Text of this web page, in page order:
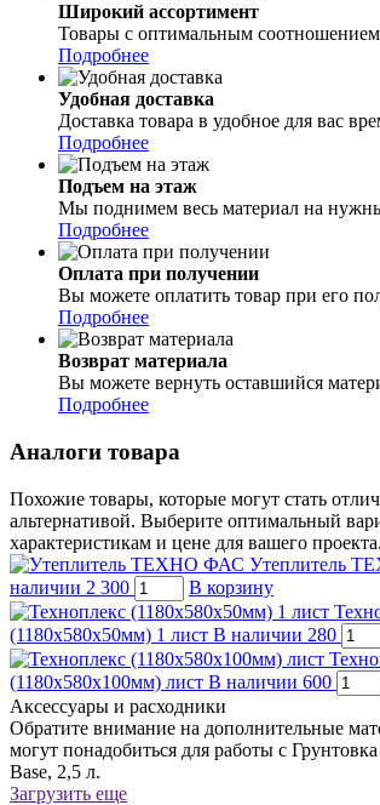
Широкий ассортимент
Товары с оптимальным соотношением
Подробнее
Удобная доставка
Доставка товара в удобное для вас
Подробнее
Подъем на этаж
Мы поднимем весь материал на
Подробнее
Оплата при получении
Вы можете оплатить товар при его
Подробнее
Возврат материала
Вы можете вернуть оставшийся
Подробнее
Аналоги товара
Похожие товары, которые могут стать
альтернативой. Выберите оптимальный
характеристикам и цене для вашего проекта.
Утеплитель
наличии 2 300
В корзину
(1180x580x50мм) 1 лист В наличии 280
(1180x580x100мм) лист В наличии 600
Аксессуары и расходники
Обратите внимание на дополнительные
могут понадобиться для работы с
Base, 2,5 л.
Загрузить еще